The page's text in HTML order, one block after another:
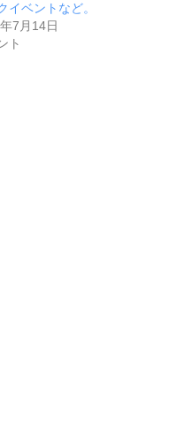
イベントなど。
7月14日
ト